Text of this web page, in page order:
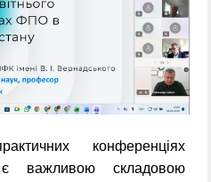
конференціях
є важливою складовою